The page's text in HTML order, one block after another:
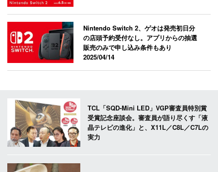
Nintendo Switch 2、ゲオは発売初日分
の店頭予約受付なし。アプリからの抽選
販売のみで申し込み条件もあり
2025/04/14
TCL「SQD-Mini LED」VGP審査員特別賞
受賞記念座談会。審査員が語り尽くす「液
晶テレビの進化」と、X11L／C8L／C7Lの
実力